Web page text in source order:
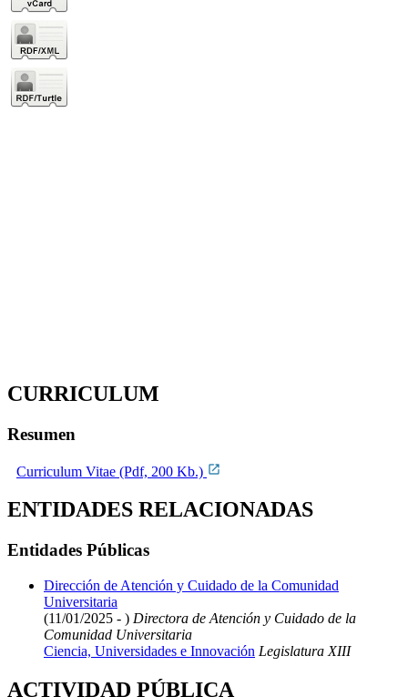
CURRICULUM
Resumen
Curriculum Vitae (Pdf, 200 Kb.)
ENTIDADES RELACIONADAS
Entidades Públicas
Dirección de Atención y Cuidado de la Comunidad
Universitaria
(11/01/2025 - ) Directora de Atención y Cuidado de la
Comunidad Universitaria
Ciencia, Universidades e Innovación Legislatura XIII
ACTIVIDAD PÚBLICA